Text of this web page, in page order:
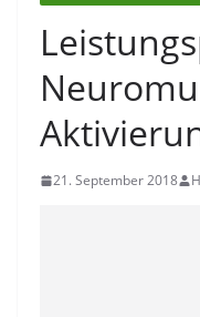
21. September 2018